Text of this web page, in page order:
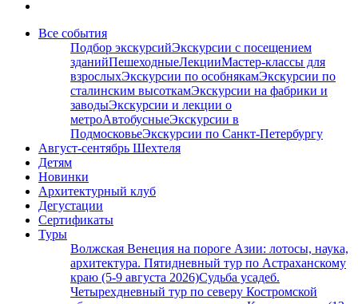
Все события
Подбор экскурсийЭкскурсии с посещением
зданийПешеходныеЛекцииМастер-классы для
взрослыхЭкскурсии по особнякамЭкскурсии по
сталинским высоткамЭкскурсии на фабрики и
заводыЭкскурсии и лекции о
метроАвтобусныеЭкскурсии в
ПодмосковьеЭкскурсии по Санкт-Петербургу
Август-сентябрь Шехтеля
Детям
Новинки
Архитектурный клуб
Дегустации
Сертификаты
Туры
Волжская Венеция на пороге Азии: лотосы, наука,
архитектура. Пятидневный тур по Астраханскому
краю (5-9 августа 2026)Судьба усадеб.
Четырехдневный тур по северу Костромской